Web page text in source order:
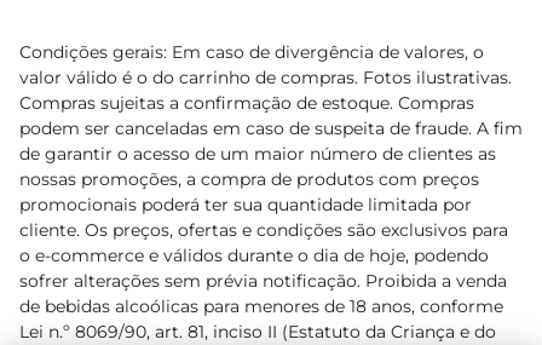
Condições gerais: Em caso de divergência de valores, o
valor válido é o do carrinho de compras. Fotos ilustrativas.
Compras sujeitas a confirmação de estoque. Compras
podem ser canceladas em caso de suspeita de fraude. A fim
de garantir o acesso de um maior número de clientes as
nossas promoções, a compra de produtos com preços
promocionais poderá ter sua quantidade limitada por
cliente. Os preços, ofertas e condições são exclusivos para
o e-commerce e válidos durante o dia de hoje, podendo
sofrer alterações sem prévia notificação. Proibida a venda
de bebidas alcoólicas para menores de 18 anos, conforme
Lei n.º 8069/90, art. 81, inciso II (Estatuto da Criança e do